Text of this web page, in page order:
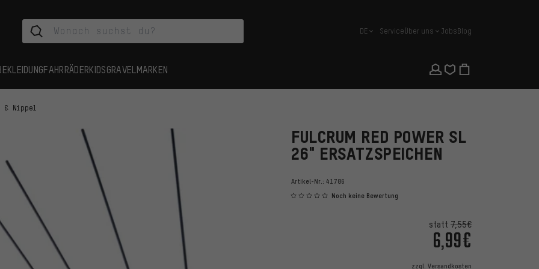
Deutsch
DE ServiceÜber uns JobsBlog
FAHRRÄDERKIDSGRAVEL MARKEN
& Nippel
FULCRUM RED POWER SL
26" ERSATZSPEICHEN
Artikel-Nr.: 41786
Noch keine Bewertung
statt 7,55€
6,99€
zzgl. Versandkosten